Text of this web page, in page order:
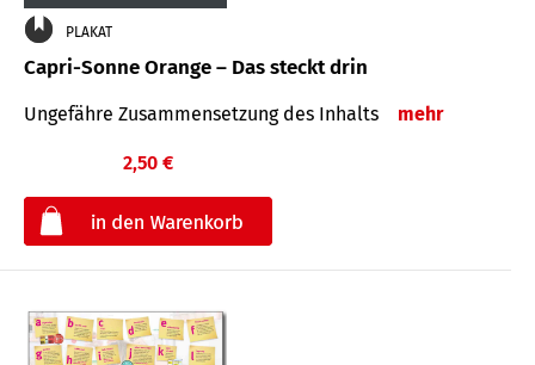
PLAKAT
Capri-Sonne Orange – Das steckt drin
Ungefähre Zu­sammen­setzung des Inhalts mehr
2,50 €